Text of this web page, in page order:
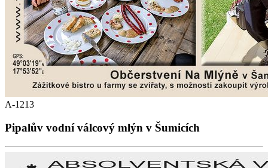
A-1213
Pipalův vodní válcový mlýn v Šumicích